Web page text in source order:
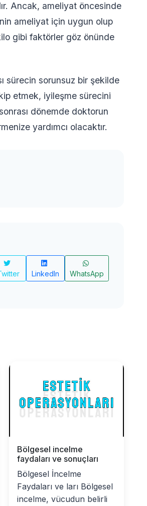
Ancak, ameliyat öncesinde
ameliyat için uygun olup
gibi faktörler göz önünde
sürecin sorunsuz bir şekilde
etmek, iyileşme sürecini
dönemde doktorun
yardımcı olacaktır.
LinkedIn WhatsApp
Bölgesel incelme
faydaları ve sonuçları
Bölgesel İncelme
Faydaları ve ları Bölgesel
incelme, vücudun belirli